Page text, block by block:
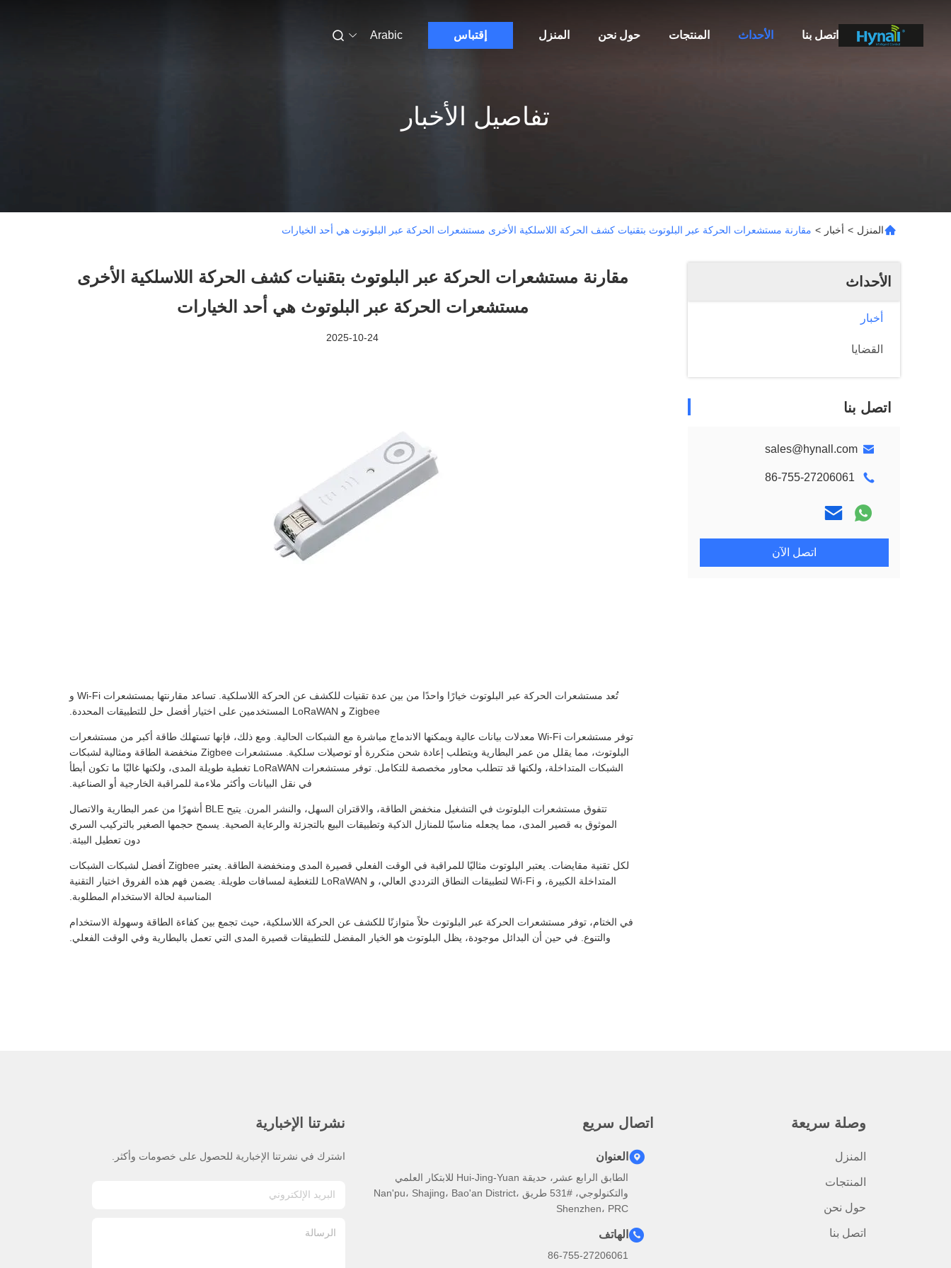
المنزل حول نحن المنتجات الأحداث اتصل بنا إقتباس Arabic
تفاصيل الأخبار
المنزل > أخبار > مقارنة مستشعرات الحركة عبر البلوتوث بتقنيات كشف الحركة اللاسلكية الأخرى مستشعرات الحركة عبر البلوتوث هي أحد الخيارات
الأحداث
أخبار
القضايا
اتصل بنا
sales@hynall.com
86-755-27206061
اتصل الآن
مقارنة مستشعرات الحركة عبر البلوتوث بتقنيات كشف الحركة اللاسلكية الأخرى
مستشعرات الحركة عبر البلوتوث هي أحد الخيارات
2025-10-24
تُعد مستشعرات الحركة عبر البلوتوث خيارًا واحدًا من بين عدة تقنيات للكشف عن الحركة اللاسلكية. تساعد مقارنتها بمستشعرات Wi-Fi و
Zigbee و LoRaWAN المستخدمين على اختيار أفضل حل للتطبيقات المحددة.
توفر مستشعرات Wi-Fi معدلات بيانات عالية ويمكنها الاندماج مباشرة مع الشبكات الحالية. ومع ذلك، فإنها تستهلك طاقة أكبر من مستشعرات
البلوتوث، مما يقلل من عمر البطارية ويتطلب إعادة شحن متكررة أو توصيلات سلكية. مستشعرات Zigbee منخفضة الطاقة ومثالية لشبكات
الشبكات المتداخلة، ولكنها قد تتطلب محاور مخصصة للتكامل. توفر مستشعرات LoRaWAN تغطية طويلة المدى، ولكنها غالبًا ما تكون أبطأ
في نقل البيانات وأكثر ملاءمة للمراقبة الخارجية أو الصناعية.
تتفوق مستشعرات البلوتوث في التشغيل منخفض الطاقة، والاقتران السهل، والنشر المرن. يتيح BLE أشهرًا من عمر البطارية والاتصال
الموثوق به قصير المدى، مما يجعله مناسبًا للمنازل الذكية وتطبيقات البيع بالتجزئة والرعاية الصحية. يسمح حجمها الصغير بالتركيب السري
دون تعطيل البيئة.
لكل تقنية مقايضات. يعتبر البلوتوث مثاليًا للمراقبة في الوقت الفعلي قصيرة المدى ومنخفضة الطاقة. يعتبر Zigbee أفضل لشبكات الشبكات
المتداخلة الكبيرة، و Wi-Fi لتطبيقات النطاق الترددي العالي، و LoRaWAN للتغطية لمسافات طويلة. يضمن فهم هذه الفروق اختيار التقنية
المناسبة لحالة الاستخدام المطلوبة.
في الختام، توفر مستشعرات الحركة عبر البلوتوث حلاً متوازنًا للكشف عن الحركة اللاسلكية، حيث تجمع بين كفاءة الطاقة وسهولة الاستخدام
والتنوع. في حين أن البدائل موجودة، يظل البلوتوث هو الخيار المفضل للتطبيقات قصيرة المدى التي تعمل بالبطارية وفي الوقت الفعلي.
وصلة سريعة
المنزل
المنتجات
حول نحن
اتصل بنا
اتصال سريع
العنوان
الطابق الرابع عشر، حديقة Hui-Jing-Yuan للابتكار العلمي
والتكنولوجي، #531 طريق Nan'pu، Shajing، Bao'an District،
Shenzhen، PRC
الهاتف
86-755-27206061
نشرتنا الإخبارية
اشترك في نشرتنا الإخبارية للحصول على خصومات وأكثر.